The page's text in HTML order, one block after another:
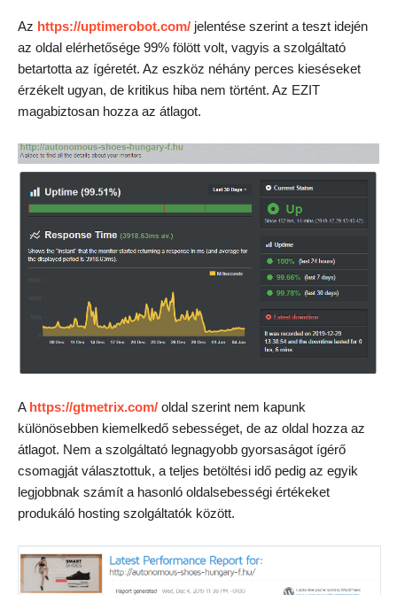
Az https://uptimerobot.com/ jelentése szerint a teszt idején
az oldal elérhetősége 99% fölött volt, vagyis a szolgáltató
betartotta az ígéretét. Az eszköz néhány perces kieséseket
érzékelt ugyan, de kritikus hiba nem történt. Az EZIT
magabiztosan hozza az átlagot.
A https://gtmetrix.com/ oldal szerint nem kapunk
különösebben kiemelkedő sebességet, de az oldal hozza az
átlagot. Nem a szolgáltató legnagyobb gyorsaságot ígérő
csomagját választottuk, a teljes betöltési idő pedig az egyik
legjobbnak számít a hasonló oldalsebességi értékeket
produkáló hosting szolgáltatók között.